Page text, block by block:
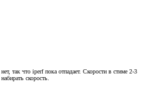
так что iperf пока отпадает. Скорости в стиме 2-3
скорость.